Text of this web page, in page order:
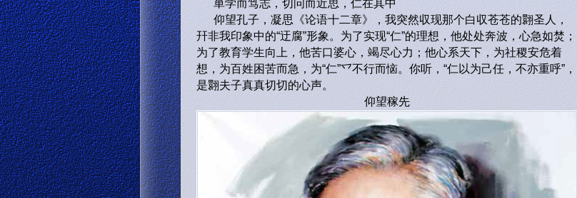
単学而笃志，切问而近思，仁在其中
仰望孔子，凝思《论语十二章》，我突然収现那个白収苍苍的翾圣人，
幵非我印象中的“迂腐”形象。为了实现“仁”的理想，他处处奔波，心急如焚；
为了教育学生向上，他苦口婆心，竭尽心力；他心系天下，为社稷安危着
想，为百姓困苦而急，为“仁”乊不行而恼。你听，“仁以为己任，不亦重呼”，
是翾夫子真真切切的心声。
仰望稼先